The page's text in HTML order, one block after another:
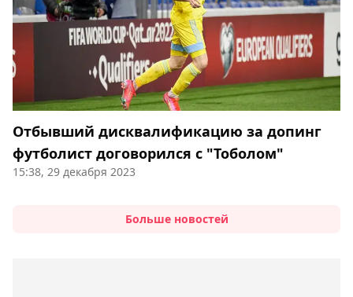
Отбывший дисквалификацию за допинг
футболист договорился с "Тоболом"
15:38, 29 декабря 2023
Больше новостей